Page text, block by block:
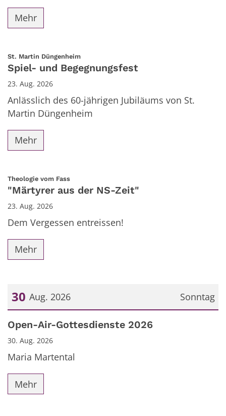
Mehr
St. Martin Düngenheim:
Spiel- und Begegnungsfest
23. Aug. 2026
Anlässlich des 60-jährigen Jubiläums von St.
Martin Düngenheim
Mehr
Theologie vom Fass:
"Märtyrer aus der NS-Zeit"
23. Aug. 2026
Dem Vergessen entreissen!
Mehr
Sonntag
30 Aug. 2026
Datum: 30. August 2026
Open-Air-Gottesdienste 2026
30. Aug. 2026
Maria Martental
Mehr